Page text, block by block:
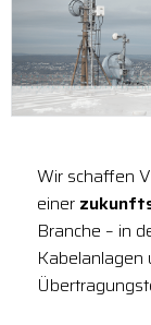
Wir schaffen
einer
Branche – in